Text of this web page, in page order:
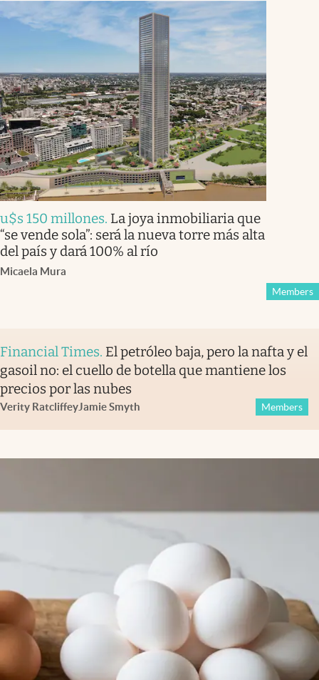
u$s 150 millones. La joya inmobiliaria que
“se vende sola”: será la nueva torre más alta
del país y dará 100% al río
Micaela Mura
Members
Financial Times. El petróleo baja, pero la nafta y el
gasoil no: el cuello de botella que mantiene los
precios por las nubes
Verity RatcliffeyJamie Smyth Members